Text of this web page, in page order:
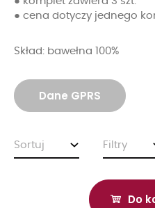
● cena dotyczy jednego
Skład: bawełna 100%
Dane GPRS
Sortuj Filtry
Do